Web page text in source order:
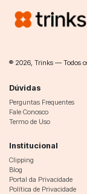
® 2026, Trinks — Todos
Dúvidas
Perguntas Frequentes
Fale Conosco
Termo de Uso
Institucional
Clipping
Blog
Portal da Privacidade
Política de Privacidade